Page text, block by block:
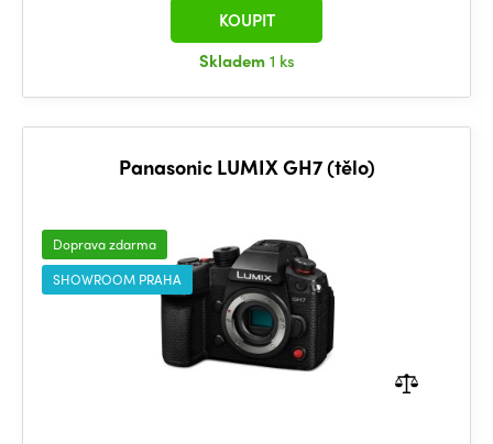
Skladem1 ks
KOUPIT
Panasonic LUMIX GH7 (tělo)
Doprava zdarma
SHOWROOM PRAHA